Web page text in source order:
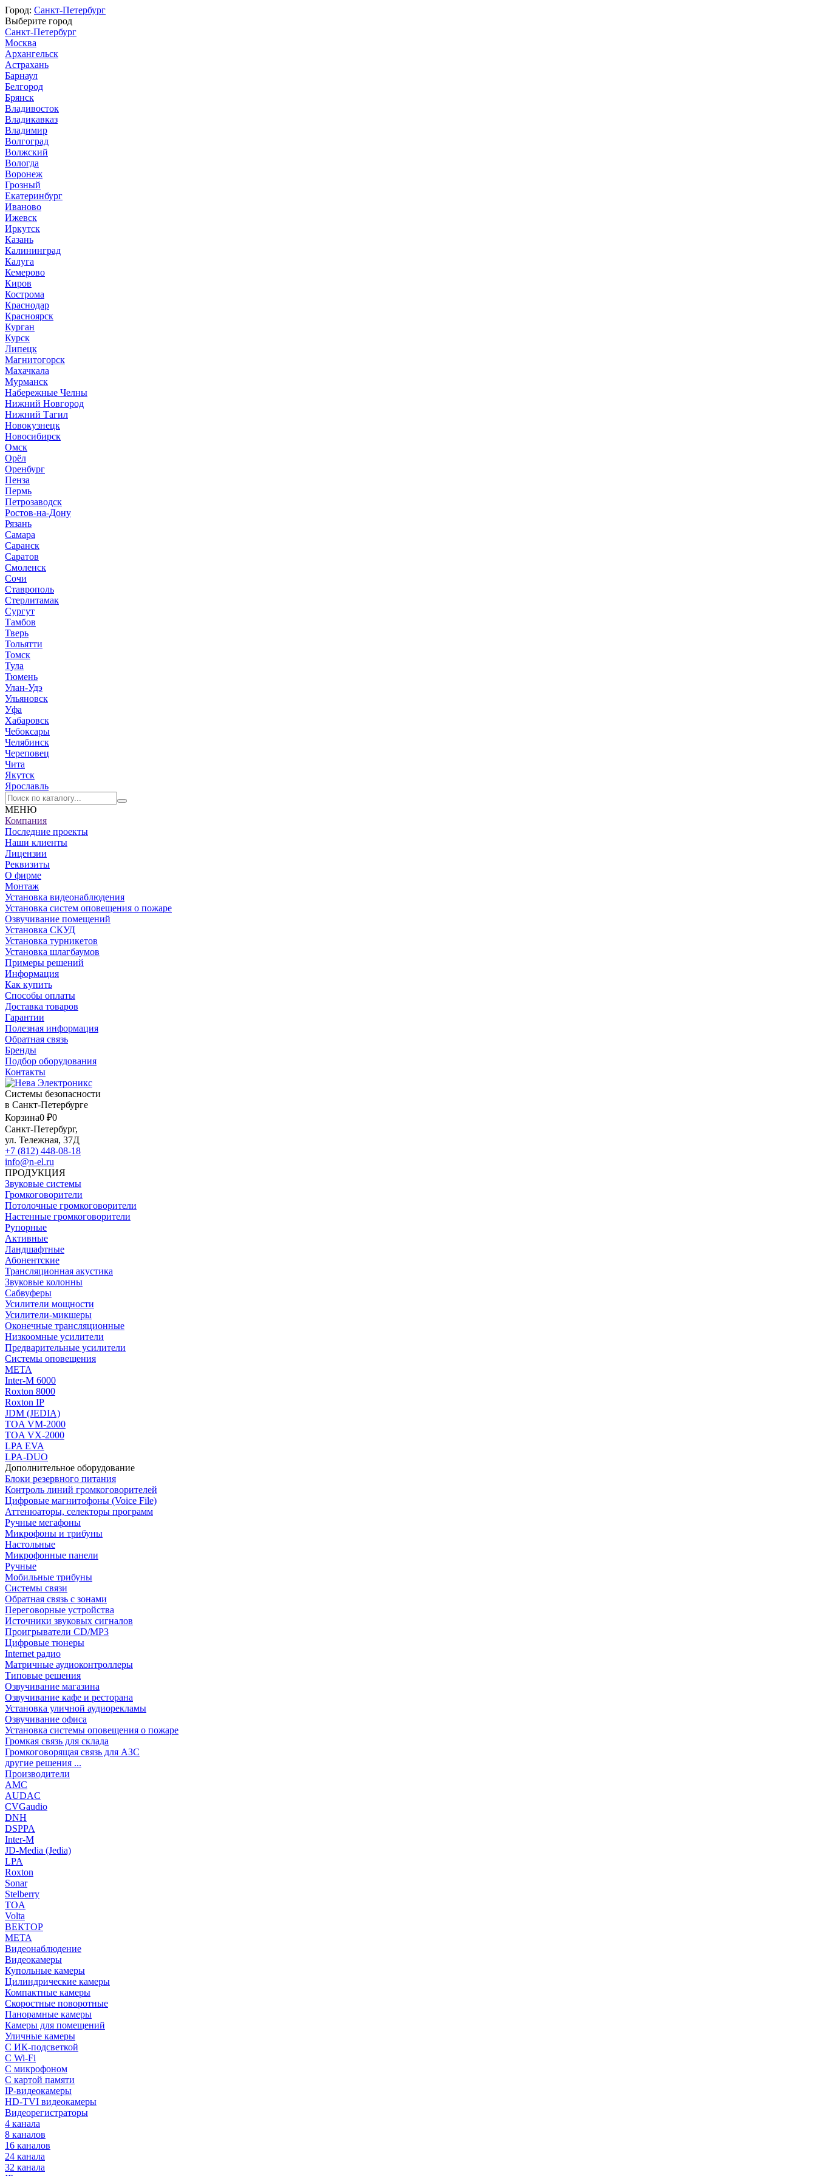
Город: Санкт-Петербург
Выберите город
Санкт-Петербург
Москва
Архангельск
Астрахань
Барнаул
Белгород
Брянск
Владивосток
Владикавказ
Владимир
Волгоград
Волжский
Вологда
Воронеж
Грозный
Екатеринбург
Иваново
Ижевск
Иркутск
Казань
Калининград
Калуга
Кемерово
Киров
Кострома
Краснодар
Красноярск
Курган
Курск
Липецк
Магнитогорск
Махачкала
Мурманск
Набережные Челны
Нижний Новгород
Нижний Тагил
Новокузнецк
Новосибирск
Омск
Орёл
Оренбург
Пенза
Пермь
Петрозаводск
Ростов-на-Дону
Рязань
Самара
Саранск
Саратов
Смоленск
Сочи
Ставрополь
Стерлитамак
Сургут
Тамбов
Тверь
Тольятти
Томск
Тула
Тюмень
Улан-Удэ
Ульяновск
Уфа
Хабаровск
Чебоксары
Челябинск
Череповец
Чита
Якутск
Ярославль
МЕНЮ
Компания
Последние проекты
Наши клиенты
Лицензии
Реквизиты
О фирме
Монтаж
Установка видеонаблюдения
Установка систем оповещения о пожаре
Озвучивание помещений
Установка СКУД
Установка турникетов
Установка шлагбаумов
Примеры решений
Информация
Как купить
Способы оплаты
Доставка товаров
Гарантии
Полезная информация
Обратная связь
Бренды
Подбор оборудования
Контакты
Системы безопасности
в Санкт-Петербурге
Корзина0 ₽0
Санкт-Петербург,
ул. Тележная, 37Д
+7 (812) 448-08-18
info@n-el.ru
ПРОДУКЦИЯ
Звуковые системы
Громкоговорители
Потолочные громкоговорители
Настенные громкоговорители
Рупорные
Активные
Ландшафтные
Абонентские
Трансляционная акустика
Звуковые колонны
Сабвуферы
Усилители мощности
Усилители-микшеры
Оконечные трансляционные
Низкоомные усилители
Предварительные усилители
Системы оповещения
МЕТА
Inter-M 6000
Roxton 8000
Roxton IP
JDM (JEDIA)
TOA VM-2000
TOA VX-2000
LPA EVA
LPA-DUO
Дополнительное оборудование
Блоки резервного питания
Контроль линий громкоговорителей
Цифровые магнитофоны (Voice File)
Аттенюаторы, селекторы программ
Ручные мегафоны
Микрофоны и трибуны
Настольные
Микрофонные панели
Ручные
Мобильные трибуны
Системы связи
Обратная связь с зонами
Переговорные устройства
Источники звуковых сигналов
Проигрыватели CD/MP3
Цифровые тюнеры
Internet радио
Матричные аудиоконтроллеры
Типовые решения
Озвучивание магазина
Озвучивание кафе и ресторана
Установка уличной аудиорекламы
Озвучивание офиса
Установка системы оповещения о пожаре
Громкая связь для склада
Громкоговорящая связь для АЗС
другие решения ...
Производители
AMC
AUDAC
CVGaudio
DNH
DSPPA
Inter-M
JD-Media (Jedia)
LPA
Roxton
Sonar
Stelberry
TOA
Volta
ВЕКТОР
МЕТА
Видеонаблюдение
Видеокамеры
Купольные камеры
Цилиндрические камеры
Компактные камеры
Скоростные поворотные
Панорамные камеры
Камеры для помещений
Уличные камеры
С ИК-подсветкой
С Wi-Fi
С микрофоном
С картой памяти
IP-видеокамеры
HD-TVI видеокамеры
Видеорегистраторы
4 канала
8 каналов
16 каналов
24 канала
32 канала